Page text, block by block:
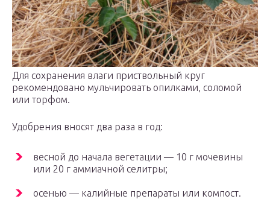
Для сохранения влаги приствольный круг
рекомендовано мульчировать опилками, соломой
или торфом.
Удобрения вносят два раза в год:
весной до начала вегетации — 10 г мочевины
или 20 г аммиачной селитры;
осенью — калийные препараты или компост.